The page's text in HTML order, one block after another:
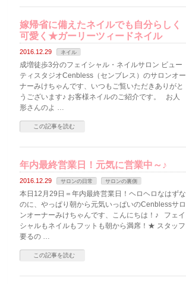
嫁帰省に備えたネイルでも自分らしく
可愛く★ガーリーツィードネイル
2016.12.29 ネイル
成増徒歩3分のフェイシャル・ネイルサロン ビュー
ティスタジオCenbless（センブレス）のサロンオー
ナーみけちゃんです、いつもご覧いただきありがと
うございます♪ お客様ネイルのご紹介です。 お人
形さんのよ …
この記事を読む
年内最終営業日！元気に営業中～♪
2016.12.29 サロンの日常 サロンの裏側
本日12月29日＝年内最終営業日！ヘロヘロなはずな
のに、やっぱり朝から元気いっぱいのCenblessサロ
ンオーナーみけちゃんです、こんにちは！♪ フェイ
シャルもネイルもフットも朝から満席！★ スタッフ
要るの …
この記事を読む